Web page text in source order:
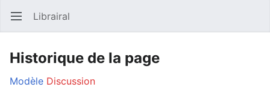
Ouvrir le menu principal Librairal
Historique de la page
Modèle Discussion